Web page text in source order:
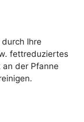
Ihre
fettreduziertes
der Pfanne